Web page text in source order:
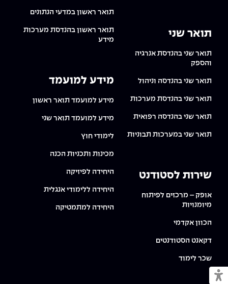
מעבר למצב נגיש
תואר שני
תואר שני בהנדסת אנרגיה
והספק
תואר שני בהנדסה וניהול
תואר שני בהנדסת מערכות
תואר שני בהנדסה רפואית
תואר שני במערכות תבוניות
שירות לסטודנט
אופק – מרכזים לפיתוח
מיומנויות
הכוון אקדמי
דקאנט הסטודנטים
שכר לימוד
תואר ראשון במדעי הנתונים
תואר ראשון בהנדסת מערכות
מידע
מידע למועמד
מידע למועמד תואר ראשון
מידע למועמד תואר שני
לימודי חוץ
מכינות ותכניות הכנה
היחידה לפיזיקה
היחידה ללימודי אנגלית
היחידה למתמטיקה